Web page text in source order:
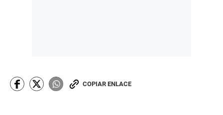
COPIAR ENLACE